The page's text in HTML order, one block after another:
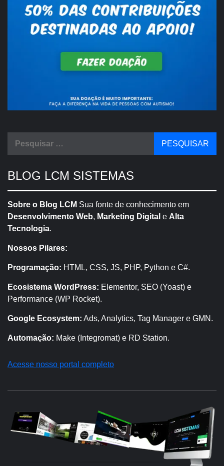
BLOG LCM SISTEMAS
Sobre o Blog LCM Sua fonte de conhecimento em
Desenvolvimento Web, Marketing Digital e Alta
Tecnologia.
Nossos Pilares:
Programação: HTML, CSS, JS, PHP, Python e C#.
Ecosistema WordPress: Elementor, SEO (Yoast) e
Performance (WP Rocket).
Google Ecosystem: Ads, Analytics, Tag Manager e GMN.
Automação: Make (Integromat) e RD Station.
Acesse nosso portal completo